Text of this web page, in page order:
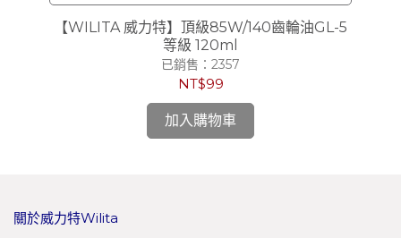
【WILITA 威力特】頂級85W/140齒輪油GL-5
等級 120ml
已銷售：2357
NT$99
加入購物車
關於威力特Wilita